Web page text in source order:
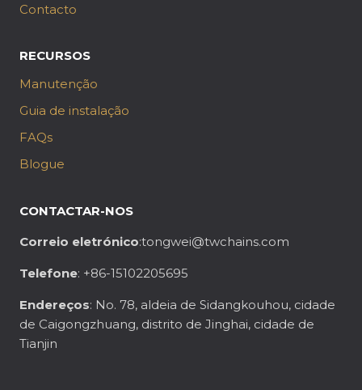
Contacto
RECURSOS
Manutenção
Guia de instalação
FAQs
Blogue
CONTACTAR-NOS
Correio eletrónico:tongwei@twchains.com
Telefone: +86-15102205695
Endereços: No. 78, aldeia de Sidangkouhou, cidade
de Caigongzhuang, distrito de Jinghai, cidade de
Tianjin